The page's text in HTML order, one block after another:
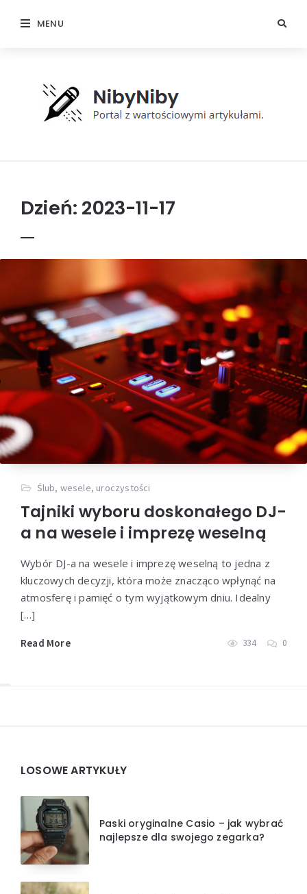
MENU
Dzień: 2023-11-17
Ślub, wesele, uroczystości
Tajniki wyboru doskonałego DJ-
a na wesele i imprezę weselną
Wybór DJ-a na wesele i imprezę weselną to jedna z
kluczowych decyzji, która może znacząco wpłynąć na
atmosferę i pamięć o tym wyjątkowym dniu. Idealny
[…]
Read More 334 0
LOSOWE ARTYKUŁY
Paski oryginalne Casio – jak wybrać
najlepsze dla swojego zegarka?